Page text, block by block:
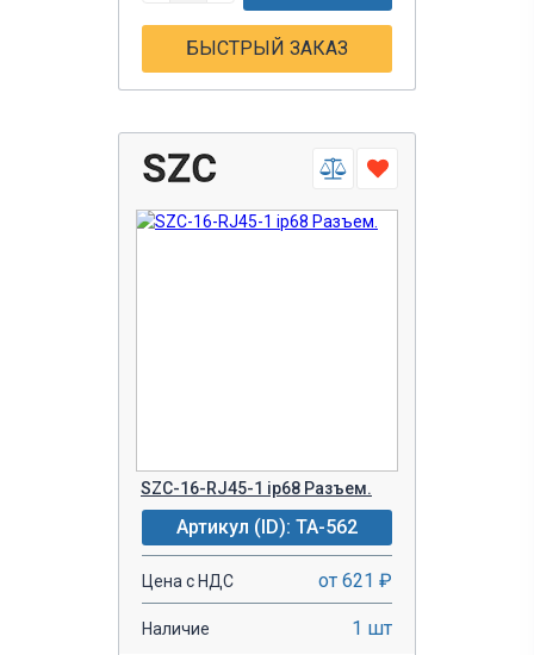
БЫСТРЫЙ ЗАКАЗ
SZC-16-RJ45-1 ip68 Разъем.
Артикул (ID): TA-562
Цена с НДС от 621 ₽
Наличие 1 шт